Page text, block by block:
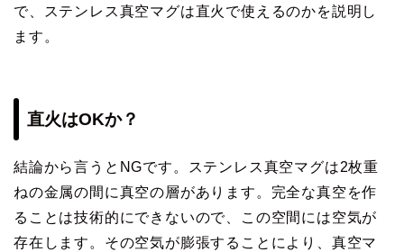
で、ステンレス真空マグは直火で使えるのかを説明し
ます。
直火はOKか？
結論から言うとNGです。ステンレス真空マグは2枚重
ねの金属の間に真空の層があります。完全な真空を作
ることは技術的にできないので、この空間には空気が
存在します。その空気が膨張することにより、真空マ